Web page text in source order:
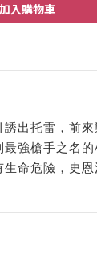
加入購物車
誘出托雷，前
強槍手之名的
命危險，史